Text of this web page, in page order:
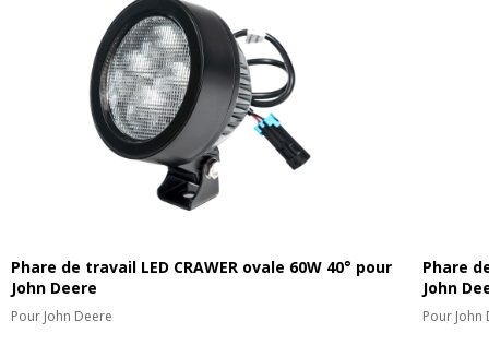
Phare de travail LED CRAWER ovale 60W 40° pour
John Deere
Pour John Deere
Phare
John
Pour John